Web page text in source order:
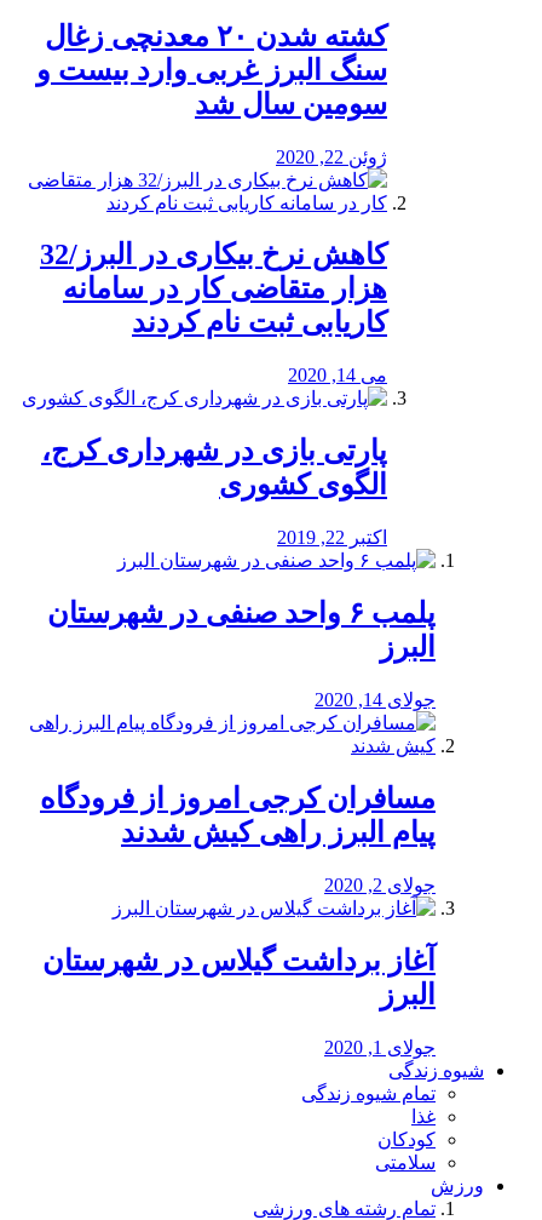
کشته شدن ۲۰ معدنچی زغال
سنگ البرز غربی وارد بیست و
سومین سال شد
ژوئن 22, 2020
کاهش نرخ بیکاری در البرز/32
هزار متقاضی کار در سامانه
کاریابی ثبت نام کردند
می 14, 2020
پارتی بازی در شهرداری کرج،
الگوی کشوری
اکتبر 22, 2019
پلمب ۶ واحد صنفی در شهرستان
البرز
جولای 14, 2020
مسافران کرجی امروز از فرودگاه
پیام البرز راهی کیش شدند
جولای 2, 2020
آغاز برداشت گیلاس در شهرستان
البرز
جولای 1, 2020
شیوه زندگی
تمام شیوه زندگی
غذا
کودکان
سلامتی
ورزش
تمام رشته های ورزشی